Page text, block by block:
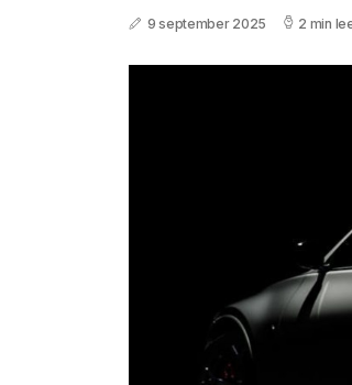
9 september 2025 2 min